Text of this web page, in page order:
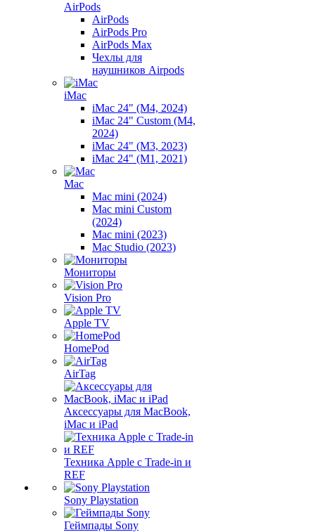
AirPods
AirPods
AirPods Pro
AirPods Max
Чехлы для
наушников Airpods
iMac
iMac 24" (M4, 2024)
iMac 24" Custom (M4,
2024)
iMac 24" (M3, 2023)
iMac 24" (M1, 2021)
Mac
Mac mini (2024)
Mac mini Custom
(2024)
Mac mini (2023)
Mac Studio (2023)
Мониторы
Vision Pro
Apple TV
HomePod
AirTag
Аксессуары для MacBook,
iMac и iPad
Техника Apple с Trade-in и
REF
Sony Playstation
Геймпады Sony